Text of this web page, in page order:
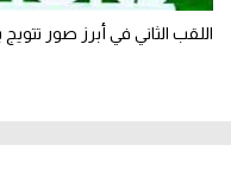
اللقب الثاني في أبرز صور